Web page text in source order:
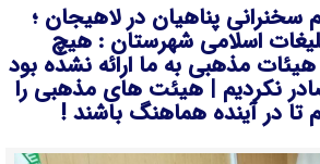
سخنرانی پناهیان در لاهیجان ؛
اسلامی شهرستان : هیچ
مذهبی به ما ارائه نشده بود
نکردیم | هیئت های مذهبی را
تا در آینده هماهنگ باشند !